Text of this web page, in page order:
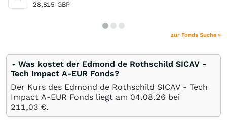
28,815 GBP
zur Fonds Suche »
Was kostet der Edmond de Rothschild SICAV -
Tech Impact A-EUR Fonds?
Der Kurs des Edmond de Rothschild SICAV - Tech
Impact A-EUR Fonds liegt am 04.08.26 bei
211,03 €.